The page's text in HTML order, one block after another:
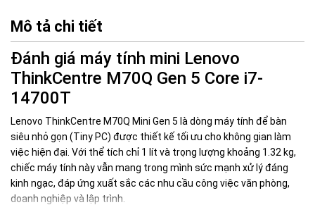
Mô tả chi tiết
Đánh giá máy tính mini Lenovo
ThinkCentre M70Q Gen 5 Core i7-
14700T
Lenovo ThinkCentre M70Q Mini Gen 5 là dòng máy tính để bàn
siêu nhỏ gọn (Tiny PC) được thiết kế tối ưu cho không gian làm
việc hiện đại. Với thể tích chỉ 1 lít và trọng lượng khoảng 1.32 kg,
chiếc máy tính này vẫn mang trong mình sức mạnh xử lý đáng
kinh ngạc, đáp ứng xuất sắc các nhu cầu công việc văn phòng,
doanh nghiệp và lập trình.